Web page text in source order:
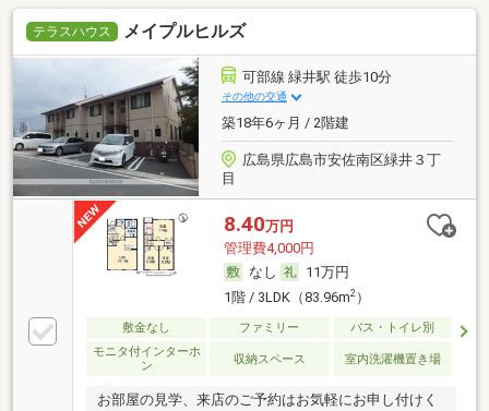
テラスハウス メイプルヒルズ
可部線 緑井駅 徒歩10分
その他の交通
築18年6ヶ月 / 2階建
広島県広島市安佐南区緑井３丁
目
8.40万円
管理費4,000円
なし
11万円
1階 / 3LDK（83.96m2）
敷金なし ファミリー
バス・トイレ別
モニタ付インターホ
ン
収納スペース 室内洗濯機置き場
お部屋の見学、来店のご予約はお気軽にお申し付けく